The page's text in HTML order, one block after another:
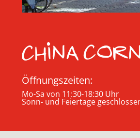
Öffnungszeiten:
Mo-Sa von 11:30-18:30 Uhr
Sonn- und Feiertage